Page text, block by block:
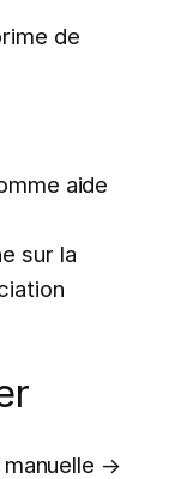
de
aide
sur la
manuelle →